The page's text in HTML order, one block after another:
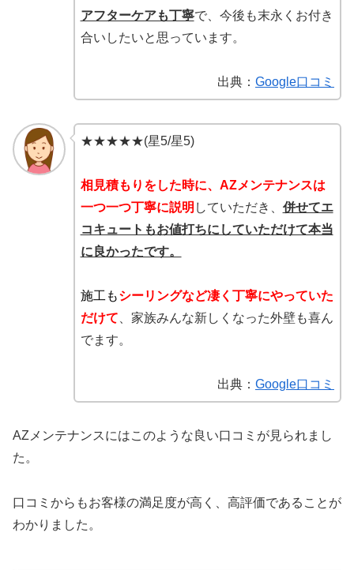
アフターケアも丁寧で、今後も末永くお付き
合いしたいと思っています。
出典： Google口コミ
★★★★★(星5/星5)
相見積もりをした時に、AZメンテナンスは
一つ一つ丁寧に説明 していただき、 併せてエ
コキュートもお値打ちにしていただけて本当
に良かったです。
施工もシーリングなど凄く丁寧にやっていた
だけて 、家族みんな新しくなった外壁も喜ん
でます。
出典： Google口コミ
AZメンテナンスにはこのような良い口コミが見られまし
た。
口コミからもお客様の満足度が高く、高評価であることが
わかりました。